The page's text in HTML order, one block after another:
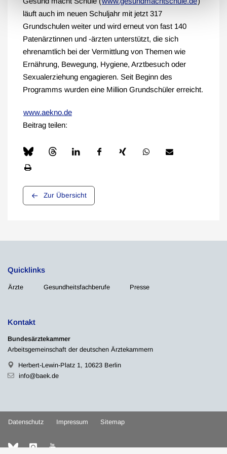
läuft auch im neuen Schuljahr mit jetzt 317
Grundschulen weiter und wird erneut von fast 140
Patenärztinnen und -ärzten unterstützt, die sich
ehrenamtlich bei der Vermittlung von Themen wie
Ernährung, Bewegung, Hygiene, Arztbesuch oder
Sexualerziehung engagieren. Seit Beginn des
Programms wurden eine Million Grundschüler erreicht.
www.aekno.de
Beitrag teilen:
Zur Übersicht
Quicklinks
Ärzte Gesundheitsfachberufe Presse
Kontakt
Bundesärztekammer
Arbeitsgemeinschaft der deutschen Ärztekammern
Herbert-Lewin-Platz 1, 10623 Berlin
info@baek.de
Datenschutz Impressum Sitemap